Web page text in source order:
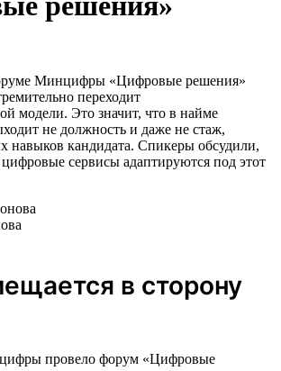
Минцифры «Цифровые решения»
переходит
модели. Это значит, что в найме
не должность и даже не стаж,
навыков кандидата. Спикеры обсудили,
сервисы адаптируются под этот
в сторону
провело форум «Цифровые